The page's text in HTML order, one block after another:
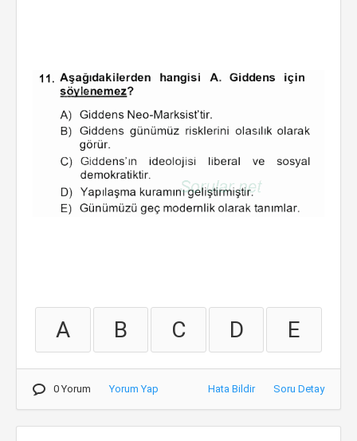
A B C D E
0 Yorum Yorum Yap Hata Bildir Soru Detay